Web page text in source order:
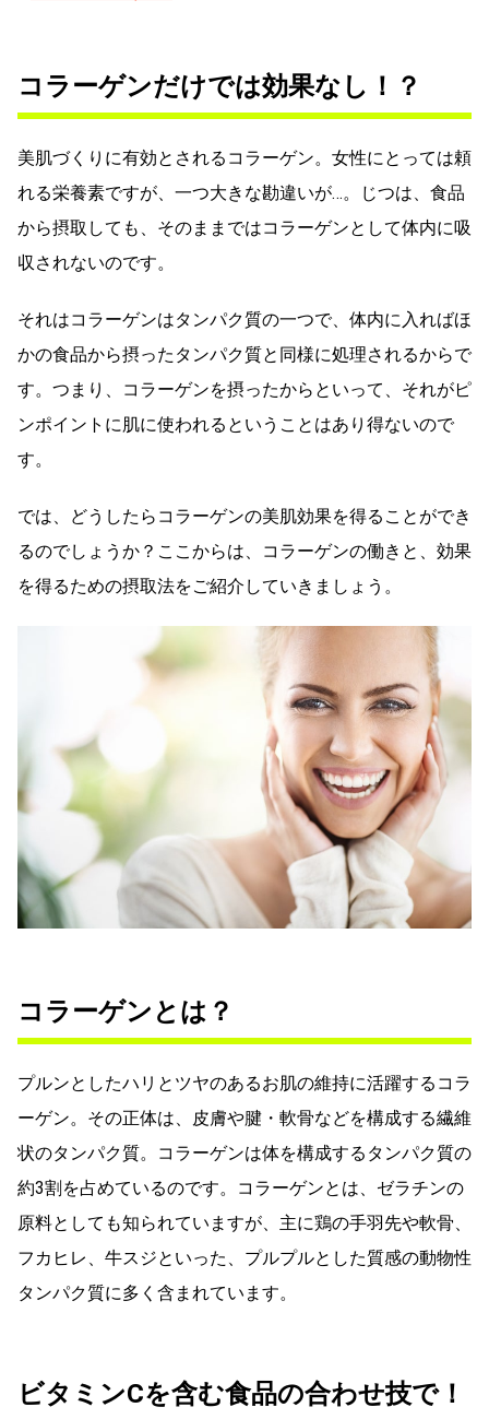
コラーゲンだけでは効果なし！？
美肌づくりに有効とされるコラーゲン。女性にとっては頼
れる栄養素ですが、一つ大きな勘違いが…。じつは、食品
から摂取しても、そのままではコラーゲンとして体内に吸
収されないのです。
それはコラーゲンはタンパク質の一つで、体内に入ればほ
かの食品から摂ったタンパク質と同様に処理されるからで
す。つまり、コラーゲンを摂ったからといって、それがピ
ンポイントに肌に使われるということはあり得ないので
す。
では、どうしたらコラーゲンの美肌効果を得ることができ
るのでしょうか？ここからは、コラーゲンの働きと、効果
を得るための摂取法をご紹介していきましょう。
コラーゲンとは？
プルンとしたハリとツヤのあるお肌の維持に活躍するコラ
ーゲン。その正体は、皮膚や腱・軟骨などを構成する繊維
状のタンパク質。コラーゲンは体を構成するタンパク質の
約3割を占めているのです。コラーゲンとは、ゼラチンの
原料としても知られていますが、主に鶏の手羽先や軟骨、
フカヒレ、牛スジといった、プルプルとした質感の動物性
タンパク質に多く含まれています。
ビタミンCを含む食品の合わせ技で！